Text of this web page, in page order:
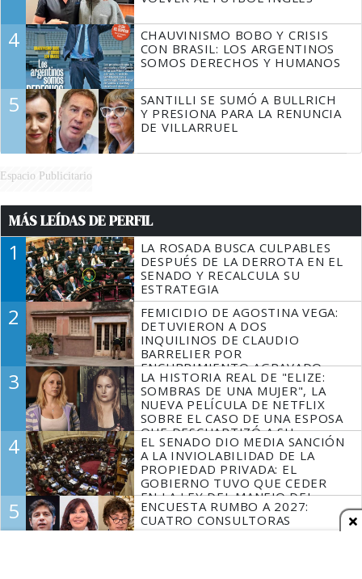
4
CHAUVINISMO BOBO Y CRISIS
CON BRASIL: LOS ARGENTINOS
SOMOS DERECHOS Y HUMANOS
5
SANTILLI SE SUMÓ A BULLRICH
Y PRESIONA PARA LA RENUNCIA
DE VILLARRUEL
Espacio Publicitario
MÁS LEÍDAS DE PERFIL
1
LA ROSADA BUSCA CULPABLES
DESPUÉS DE LA DERROTA EN EL
SENADO Y RECALCULA SU
ESTRATEGIA
2
FEMICIDIO DE AGOSTINA VEGA:
DETUVIERON A DOS
INQUILINOS DE CLAUDIO
BARRELIER POR
ENCUBRIMIENTO AGRAVADO
3
LA HISTORIA REAL DE "ELIZE:
SOMBRAS DE UNA MUJER", LA
NUEVA PELÍCULA DE NETFLIX
SOBRE EL CASO DE UNA ESPOSA
QUE DESCUARTIZÓ A SU
MARIDO
4
EL SENADO DIO MEDIA SANCIÓN
A LA INVIOLABILIDAD DE LA
PROPIEDAD PRIVADA: EL
GOBIERNO TUVO QUE CEDER
EN LA LEY DEL MANEJO DEL
FUEGO
5
ENCUESTA RUMBO A 2027:
CUATRO CONSULTORAS